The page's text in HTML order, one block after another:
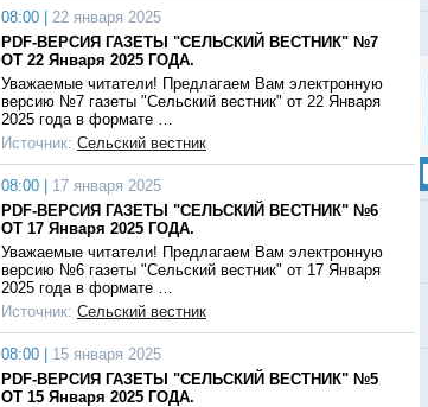
08:00 |
22 января 2025
PDF-ВЕРСИЯ ГАЗЕТЫ "СЕЛЬСКИЙ ВЕСТНИК" №7
ОТ 22 Января 2025 ГОДА.
Уважаемые читатели! Предлагаем Вам электронную
версию №7 газеты "Сельский вестник" от 22 Января
2025 года в формате …
Источник: Сельский вестник
08:00 |
17 января 2025
PDF-ВЕРСИЯ ГАЗЕТЫ "СЕЛЬСКИЙ ВЕСТНИК" №6
ОТ 17 Января 2025 ГОДА.
Уважаемые читатели! Предлагаем Вам электронную
версию №6 газеты "Сельский вестник" от 17 Января
2025 года в формате …
Источник: Сельский вестник
08:00 |
15 января 2025
PDF-ВЕРСИЯ ГАЗЕТЫ "СЕЛЬСКИЙ ВЕСТНИК" №5
ОТ 15 Января 2025 ГОДА.